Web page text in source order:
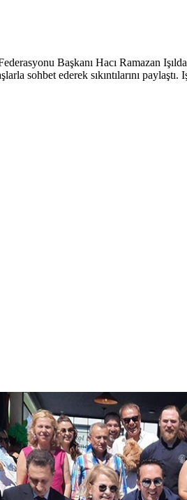
Başkanı Hacı Ramazan
sohbet ederek sıkıntılarını